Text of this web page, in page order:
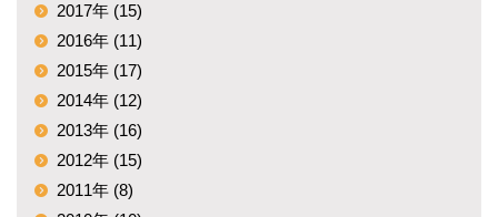
2017年 (15)
2016年 (11)
2015年 (17)
2014年 (12)
2013年 (16)
2012年 (15)
2011年 (8)